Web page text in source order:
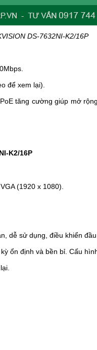
DS-7632NI-K2/16P
để xem lại).
tăng cường giúp mở
K2/16P
(1920 x 1080).
dễ sử dụng, điều khiển
ổn định và bền bỉ. Cấu